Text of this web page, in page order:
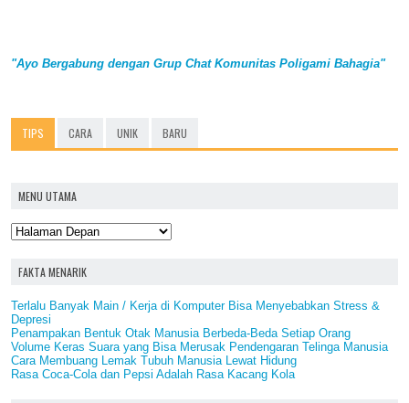
"Ayo Bergabung dengan Grup Chat Komunitas Poligami Bahagia"
TIPS CARA UNIK BARU
MENU UTAMA
FAKTA MENARIK
Terlalu Banyak Main / Kerja di Komputer Bisa Menyebabkan Stress &
Depresi
Penampakan Bentuk Otak Manusia Berbeda-Beda Setiap Orang
Volume Keras Suara yang Bisa Merusak Pendengaran Telinga Manusia
Cara Membuang Lemak Tubuh Manusia Lewat Hidung
Rasa Coca-Cola dan Pepsi Adalah Rasa Kacang Kola